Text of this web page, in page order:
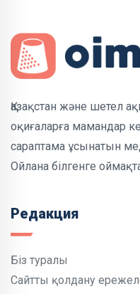
Қазақстан және шетел
оқиғаларға мамандар
сараптама ұсынатын
Ойлана білгенге
Редакция
Біз туралы
Сайтты қолдану